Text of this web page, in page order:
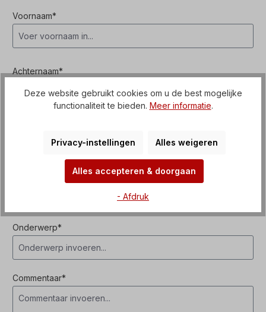
Voornaam*
Achternaam*
Onderwerp*
Commentaar*
Deze website gebruikt cookies om u de best mogelijke
functionaliteit te bieden. Meer informatie.
Privacy-instellingen Alles weigeren
Alles accepteren & doorgaan
- Afdruk